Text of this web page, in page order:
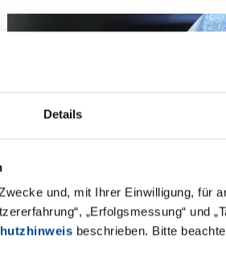
Details
und, mit Ihrer Einwilligung, für
„Erfolgsmessung“ und
beschrieben. Bitte
seitlich abzweigen.
Vesikel sind in
ist ein Artefakt
die sogenannten
werden die
und dann eine